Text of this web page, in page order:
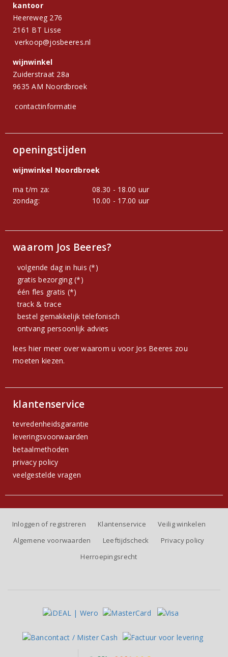
kantoor
Heereweg 276
2161 BT Lisse
verkoop@josbeeres.nl
wijnwinkel
Zuiderstraat 28a
9635 AM Noordbroek
contactinformatie
openingstijden
wijnwinkel Noordbroek
ma t/m za:
08.30 - 18.00 uur
zondag:
10.00 - 17.00 uur
waarom Jos Beeres?
volgende dag in huis (*)
gratis bezorging (*)
één fles gratis (*)
track & trace
bestel gemakkelijk telefonisch
ontvang persoonlijk advies
lees hier meer over waarom u voor Jos Beeres zou
moeten kiezen.
klantenservice
tevredenheidsgarantie
leveringsvoorwaarden
betaalmethoden
privacy policy
veelgestelde vragen
Inloggen of registreren Klantenservice
Veilig winkelen
Algemene voorwaarden
Leeftijdscheck
Privacy policy
Herroepingsrecht